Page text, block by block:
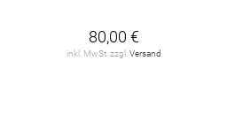
80,00 €
inkl. MwSt. zzgl. Versand